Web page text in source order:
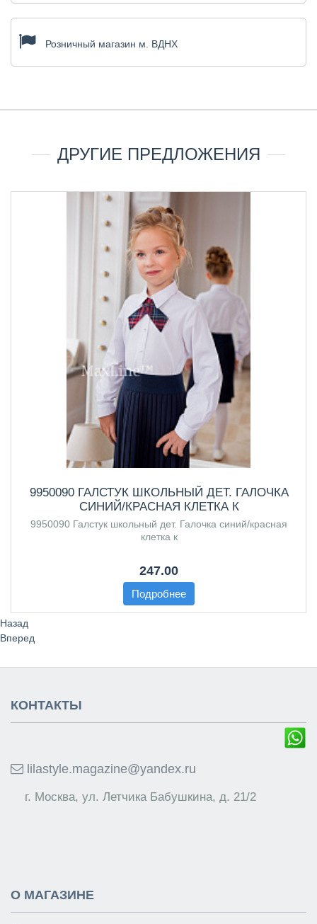
Розничный магазин м. ВДНХ
ДРУГИЕ ПРЕДЛОЖЕНИЯ
9950090 ГАЛСТУК ШКОЛЬНЫЙ ДЕТ. ГАЛОЧКА
СИНИЙ/КРАСНАЯ КЛЕТКА К
9950090 Галстук школьный дет. Галочка синий/красная
клетка к
247.00
Подробнее
Назад
Вперед
КОНТАКТЫ
lilastyle.magazine@yandex.ru
г. Москва, ул. Летчика Бабушкина, д. 21/2
О МАГАЗИНЕ